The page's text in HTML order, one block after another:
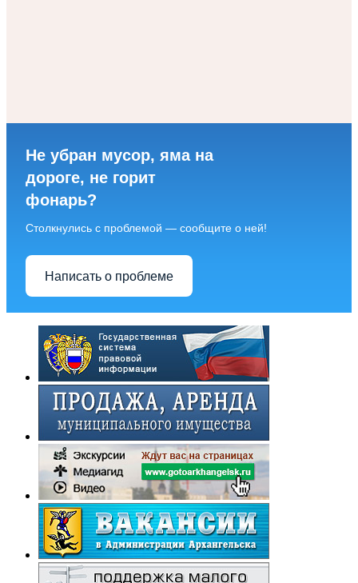
Не убран мусор, яма на
дороге, не горит
фонарь?
Столкнулись с проблемой — сообщите о ней!
Написать о проблеме